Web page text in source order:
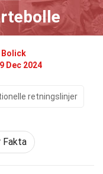
Dec 2024
retningslinjer
Fakta